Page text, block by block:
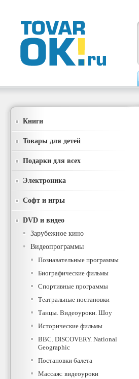
Книги
Товары для детей
Подарки для всех
Электроника
Софт и игры
DVD и видео
Зарубежное кино
Видеопрограммы
Познавательные программы
Биографические фильмы
Спортивные программы
Театральные постановки
Танцы. Видеоуроки. Шоу
Исторические фильмы
BBC. DISCOVERY. National
Geographic
Постановки балета
Массаж: видеоуроки